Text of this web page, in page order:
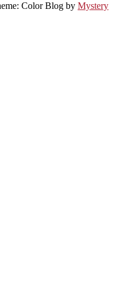
Color Blog by Mystery